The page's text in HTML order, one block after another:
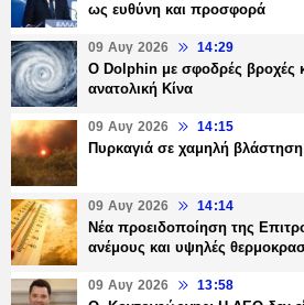
ως ευθύνη και προσφορά
09 Αυγ 2026 14:29
Ο Dolphin με σφοδρές βροχές
ανατολική Κίνα
09 Αυγ 2026 14:15
Πυρκαγιά σε χαμηλή
09 Αυγ 2026 14:14
Νέα προειδοποίηση της
ανέμους και υψηλές
09 Αυγ 2026 13:58